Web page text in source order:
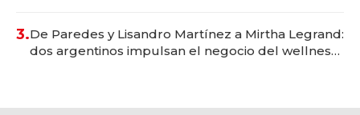
3.De Paredes y Lisandro Martínez a Mirtha Legrand:
dos argentinos impulsan el negocio del wellness